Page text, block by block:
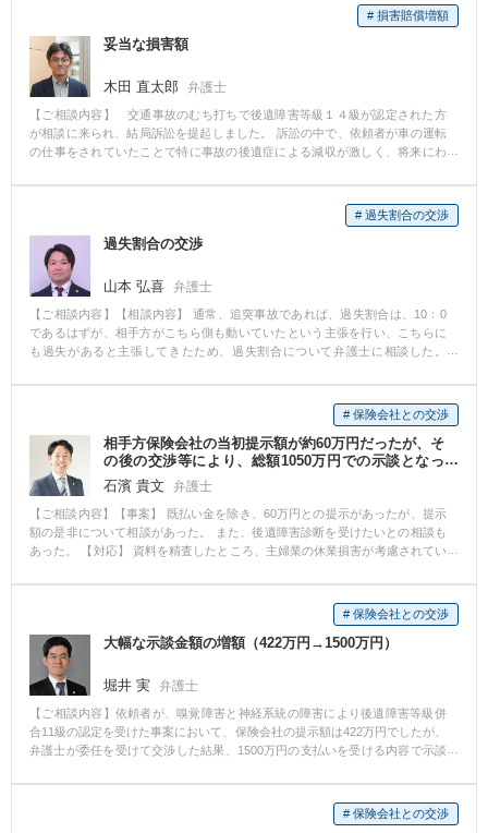
す。入院期間やお怪我の程度などを勘案し、弁護士は 「傷害慰謝料は１９０
万円請求するべきだ」 と考えました。 ・後遺障害の逸失利益が少ない！ ※逸
失利益とは、「将来の休業損害」だと考えてください。後遺障害によって将
来の収入が減少してしまう部分についての賠償です。 逸失利益は５００万円
と提案されました。しかし、弁護士の目はごまかされません。保険会社が
のです。 弁護士が調査してみたところ、やはり、保険会社は、ウソだとまで
はいえないものの、法律的には正しくない計算方法で提案していたのです。
特に、収入の算定について適切でないことで、逸失利益の額が不当に低いと
で、裁判にするのかどうか、という点は弁護士も悩みところがありました。
裁判よりは交渉の方がより短期間で、かつ納得の行く結果を出せる可能性が
あると考えたからです。 結局、交渉期間、２か月ほどで、被害者の方の満足
のいく結果を出すことができました。 弁護士が交渉した結果、示談金を８０
０万円から２０００万円に、＋１２００万円アップすることができました。
（２０００万円は、その時点で保険会社が支払っていた既払金をのぞいた最
終支払金額です） 【コメント】 弁護士が受任してから、約２か月という短い
期間で、１２００万円の賠償金額の増額ができたことは、成功と言ってよい
失利益のカラクリを見抜いたことです。 最初の段階では、保険会社は、被害
者の方の実際の収入を把握していなかったため、最初の示談提案は、かなり
低い金額でした。 つまり、保険会社は、少々、手抜きをして示談の提案をし
てきたということです。 このように、有名な保険会社であっても、現場の担
当者は手抜きをして事実を確認せずに示談の提案をしてくることは往々にし
てあります。 くれぐれも、安易に保険会社を信用してはいけない、というこ
とを心してください。
れ、約60万円の示談金の提示を受けたところで、相談に来られました。 ■ベ
リーベスト法律事務所の対応とその結果 Hさんは、治療費の打ち切り後も通
院を続けており、症状が残存していたことから、後遺障害の申請をしました
が自賠責保険からは非該当の認定を受けました。 その後、非該当であること
を前提に、示談交渉を行いましたが、相手方保険会社は、Hさんの納得のいく
金額を提示することはなく、交渉は合意に至りませんでした。 ベリーベスト
法律事務所では、示談金額を上げるためには、非該当とされた後遺障害の認
定に対して異議申立をするしかないと判断し、異議申立をすることになりま
した。その際、医師に対しては、診断書に通院状況についての追記を依頼
認定を受けることができました。 14級9号の認定を受けることができたた
め、賠償額は大幅に上昇し、約365万円で示談が成立する結果となりました。
# 損害賠償増額
妥当な損害額
木田 直太郎 弁護士
【ご相談内容】 交通事故のむち打ちで後遺障害等級１４級が認定された方
が相談に来られ、結局訴訟を提起しました。 訴訟の中で、依頼者が車の運転
の仕事をされていたことで特に事故の後遺症による減収が激しく、将来にわ
長い期間を前提に計算した金額で和解することができました。 どのような
判断をされるか、見通しのつかない事件で、極力証拠を集めて裁判官を説得
# 過失割合の交渉
過失割合の交渉
山本 弘喜 弁護士
【ご相談内容】【相談内容】 通常、追突事故であれば、過失割合は、10：0
であるはずが、相手方がこちら側も動いていたという主張を行い、こちらに
も過失があると主張してきたため、過失割合について弁護士に相談した。
手方保険会社と交渉を行い、過失割合について10：0の割合にて、示談を行い
# 保険会社との交渉
相手方保険会社の当初提示額が約60万円だったが、そ
の後の交渉等により、総額1050万円での示談となっ
た事案。
石濱 貴文 弁護士
【ご相談内容】【事案】 既払い金を除き、60万円との提示があったが、提示
額の是非について相談があった。 また、後遺障害診断を受けたいとの相談も
あった。 【対応】 資料を精査したところ、主婦業の休業損害が考慮されてい
結果、傷害部分のみで約200万円まで増額した。 また、後遺障害等級認定が
おりたことから、後遺傷害部分についても交渉を行ったところ、後遺障害部
分につき、850万円の賠償となり、総額約1050万円の賠償額での示談となっ
た。 【解説】 弁護士への相談がなければ、60万円という提示金額の是非につ
いて判断できず、適正額とはほど遠い示談となっていたかと思われます。 本
件において高額賠償に至ったのは、後遺障害等級認定が下りたことが主な理
由ですが、家事従事者の休業損害(主婦休損)についても重要なポイントです。
家事従事者の休業損害(主婦業に支障が出たことによる休業損害)については、
主婦業に賃金が発生しないことから、一般の方にとってはなじみのない話で
あり、弁護士に相談しないとわからない話かと思いますし、事案によって
# 保険会社との交渉
大幅な示談金額の増額（422万円→1500万円）
堀井 実 弁護士
【ご相談内容】依頼者が、嗅覚障害と神経系統の障害により後遺障害等級併
合11級の認定を受けた事案において、保険会社の提示額は422万円でしたが、
弁護士が委任を受けて交渉した結果、1500万円の支払いを受ける内容で示談
# 保険会社との交渉